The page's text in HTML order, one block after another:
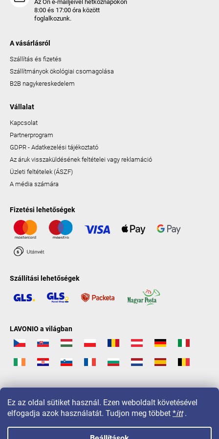
Ez az oldal sütiket használ. Ezen weboldalt követésével
elfogadja azok használatát. Tudjon meg többet *itt.
Az Ön e-mailjeivel hétköznapokon
8:00 és 17:00 óra között
foglalkozunk.
A vásárlásról
Szállítás és fizetés
Szállítmányok ökológiai csomagolása
B2B nagykereskedelem
Vállalat
Kapcsolat
Partnerprogram
GDPR - Adatkezelési tájékoztató
Az áruk visszaküldésének feltételei vagy reklamáció
Üzleti feltételek (ÁSZF)
A média számára
Fizetési lehetőségek
Szállítási lehetőségek
LAVONIO a világban